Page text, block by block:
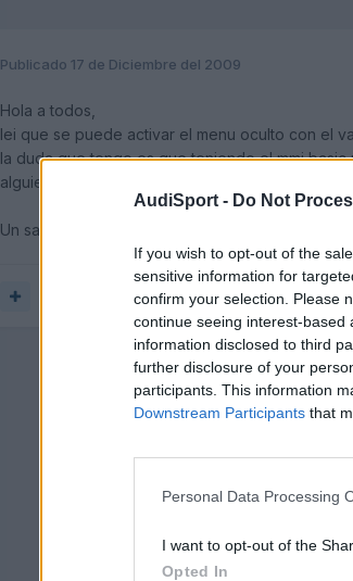
AudiSport - Do Not
If you wish to opt-out of the
sensitive information for
confirm your selection. Please
continue seeing interest-
information disclosed to third
further disclosure of your
participants. This information
Downstream Participants that
Personal Data Processing
I want to opt-out of the
Opted In
Publicado 17 de Diciembre del 2009
Hola a todos,
lei que se puede activar el menu oculto con el
la duda que tengo es que teniendo el mmi
alguien pudo hacerlo??
Un saludo